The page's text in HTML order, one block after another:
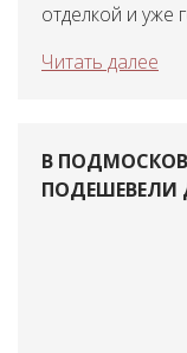
отделкой и уже
Читать далее
В